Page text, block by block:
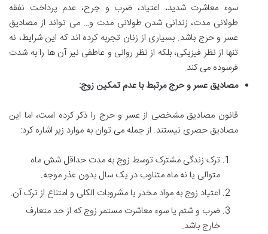
سوء معاشرت شدید، اعتیاد، ضرب و جرح، عدم پرداخت نفقه
طولانی مدت، زندانی شدن طولانی مدت و… می تواند از مصادیق
عسر و حرج باشد. بسیاری از زنان تجربه کرده اند که این شرایط، نه
تنها از نظر فیزیکی، بلکه از نظر روانی و عاطفی نیز آن ها را به شدت
فرسوده می کند.
مصادیق عسر و حرج مرتبط با عدم تمکین زوج:
قانون مصادیق مشخصی از عسر و حرج را ذکر کرده است، اما این
مصادیق حصری نیستند. از جمله می توان به موارد زیر اشاره کرد:
ترک زندگی مشترک توسط زوج به مدت حداقل شش ماه
متوالی یا نه ماه متناوب در یک سال بدون عذر موجه.
اعتیاد زوج به مواد مخدر یا مشروبات الکلی و امتناع از ترک آن.
ضرب و شتم یا سوء معاشرت مستمر زوج که از حد متعارف
خارج باشد.